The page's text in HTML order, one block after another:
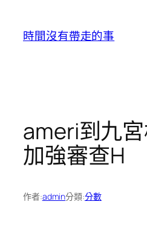
時間沒有帶走的事
ameri到九
加強審查H
作者:admin分類:分數